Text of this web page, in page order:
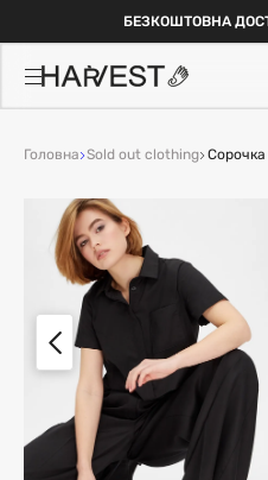
БЕЗКОШТОВНА
Головна Sold out clothing